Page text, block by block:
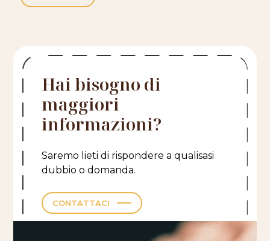
Hai bisogno di
maggiori
informazioni?
Saremo lieti di rispondere a qualisasi
dubbio o domanda.
CONTATTACI